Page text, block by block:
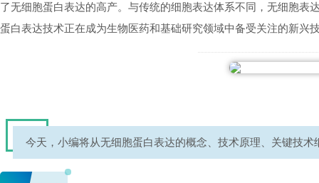
了无细胞蛋白表达的高产。与传统的细胞表达体系不同，无细胞
蛋白表达技术正在成为生物医药和基础研究领域中备受关注的新兴
今天，小编将从无细胞蛋白表达的概念、技术原理、关键技